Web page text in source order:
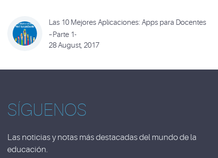
Las 10 Mejores Aplicaciones: Apps para Docentes
–Parte 1-
28 August, 2017
SÍGUENOS
Las noticias y notas más destacadas del mundo de la
educación.